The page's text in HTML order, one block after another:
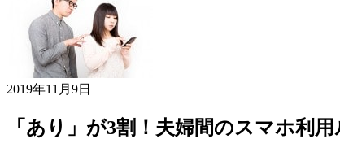
2019年11月9日
「あり」が3割！夫婦間のスマホ利